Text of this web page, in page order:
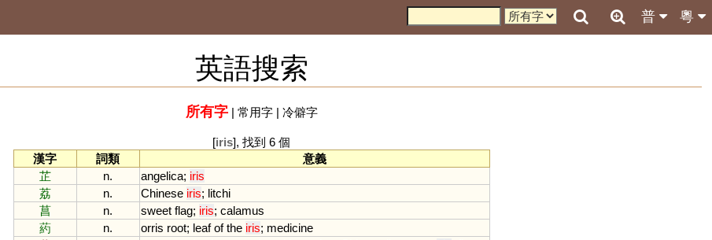
粵
普
英語搜索
所有字| 常用字| 冷僻字
[iris], 找到 6 個
漢字
詞類
意義
芷
n. angelica; iris
荔
n. Chinese iris; litchi
菖
n. sweet flag; iris; calamus
葯
n. orris root; leaf of the iris; medicine